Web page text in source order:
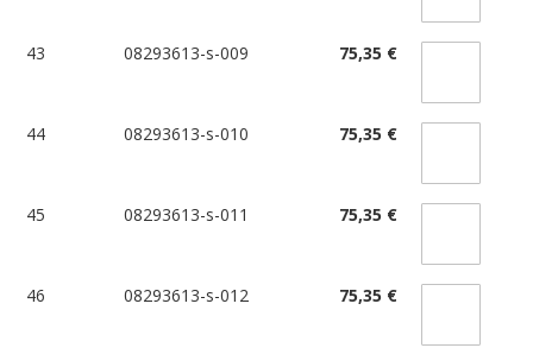
43 08293613-s-009 75,35 €
44 08293613-s-010 75,35 €
45 08293613-s-011 75,35 €
46 08293613-s-012 75,35 €